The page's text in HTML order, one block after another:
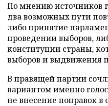
По мнению источников
два возможных пути
либо принятие
проведении выборов,
конституции страны,
выборов и выдвижения
В правящей партии
вариантом именно
не внесение поправок в